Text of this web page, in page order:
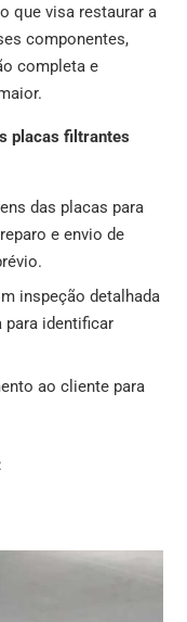
que visa restaurar a
componentes,
completa e
placas filtrantes
das placas para
e envio de
inspeção detalhada
para identificar
ao cliente para